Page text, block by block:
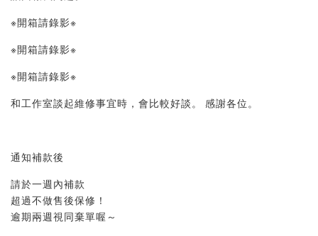
※開箱請錄影※
※開箱請錄影※
※開箱請錄影※
和工作室談起維修事宜時，會比較好談。 感謝各位。
通知補款後
請於一週內補款
超過不做售後保修！
逾期兩週視同棄單喔～